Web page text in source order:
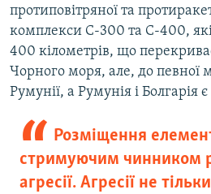
протиповітряної та
комплекси С-300 та С-400, які
400 кілометрів, що
Чорного моря, але, до певної
Румунії, а Румунія і
Розміщення
стримуючим чинником
агресії. Агресії не